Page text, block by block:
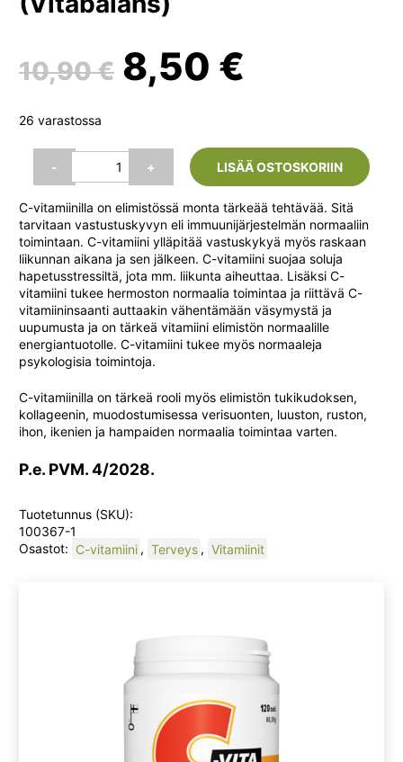
10,90€ Alkuperäinen
oli:
10,90 €.
8,50 €
on:
8,50 €.
26 varastossa
-
mg,
120
tabl.
(Vitabalans)
määrä
+ LISÄÄ OSTOSKORIIN
C-vitamiinilla on elimistössä monta tärkeää tehtävää. Sitä
tarvitaan vastustuskyvyn eli immuunijärjestelmän normaaliin
toimintaan. C-vitamiini ylläpitää vastuskykyä myös raskaan
liikunnan aikana ja sen jälkeen. C-vitamiini suojaa soluja
hapetusstressiltä, jota mm. liikunta aiheuttaa. Lisäksi C-
vitamiini tukee hermoston normaalia toimintaa ja riittävä C-
vitamiininsaanti auttaakin vähentämään väsymystä ja
uupumusta ja on tärkeä vitamiini elimistön normaalille
energiantuotolle. C-vitamiini tukee myös normaaleja
psykologisia toimintoja.
C-vitamiinilla on tärkeä rooli myös elimistön tukikudoksen,
kollageenin, muodostumisessa verisuonten, luuston, ruston,
ihon, ikenien ja hampaiden normaalia toimintaa varten.
P.e. PVM. 4/2028.
Tuotetunnus (SKU):
100367-1
Osastot: C-vitamiini , Terveys , Vitamiinit